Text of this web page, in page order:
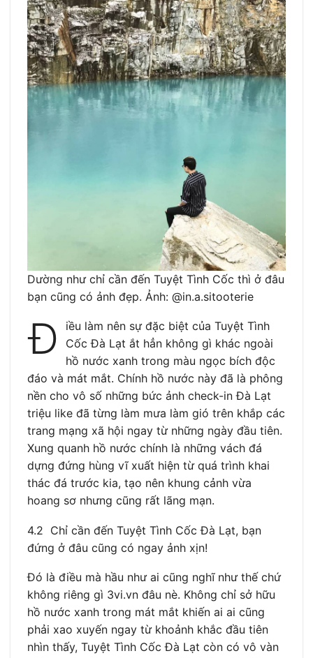
Dường như chỉ cần đến Tuyệt Tình Cốc thì ở đâu
bạn cũng có ảnh đẹp. Ảnh: @in.a.sitooterie
Đ
iều làm nên sự đặc biệt của Tuyệt Tình
Cốc Đà Lạt ắt hẳn không gì khác ngoài
hồ nước xanh trong màu ngọc bích độc
đáo và mát mắt. Chính hồ nước này đã là phông
nền cho vô số những bức ảnh check-in Đà Lạt
triệu like đã từng làm mưa làm gió trên khắp các
trang mạng xã hội ngay từ những ngày đầu tiên.
Xung quanh hồ nước chính là những vách đá
dựng đứng hùng vĩ xuất hiện từ quá trình khai
thác đá trước kia, tạo nên khung cảnh vừa
hoang sơ nhưng cũng rất lãng mạn.
4.2 Chỉ cần đến Tuyệt Tình Cốc Đà Lạt, bạn
đứng ở đâu cũng có ngay ảnh xịn!
Đó là điều mà hầu như ai cũng nghĩ như thế chứ
không riêng gì 3vi.vn đâu nè. Không chỉ sở hữu
hồ nước xanh trong mát mắt khiến ai ai cũng
phải xao xuyến ngay từ khoảnh khắc đầu tiên
nhìn thấy, Tuyệt Tình Cốc Đà Lạt còn có vô vàn